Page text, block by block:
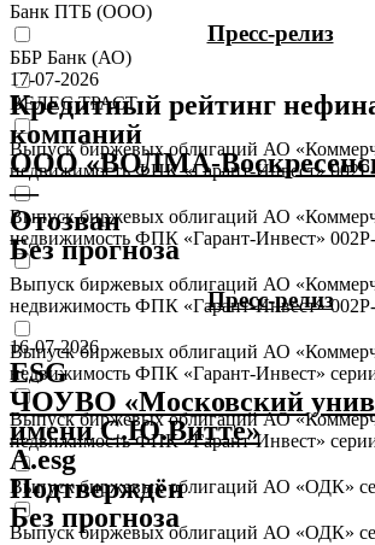
Банк ПТБ (ООО)
ББР Банк (АО)
ВЕЛЕС ТРАСТ
Выпуск биржевых облигаций АО
недвижимость ФПК «Гарант-Инвест»
Выпуск биржевых облигаций АО
недвижимость ФПК «Гарант-Инвест»
Выпуск биржевых облигаций АО
недвижимость ФПК «Гарант-Инвест»
Выпуск биржевых облигаций АО
недвижимость ФПК «Гарант-Инвест»
Выпуск биржевых облигаций АО
недвижимость ФПК «Гарант-Инвест»
Выпуск биржевых облигаций АО «ОДК»
Выпуск биржевых облигаций АО «ОДК»
Пресс-релиз
17-07-2026
Кредитный рейтинг
компаний
ООО «ВОЛМА-
—
Отозван
Без прогноза
Пресс-релиз
16-07-2026
ESG
ЧОУВО «Московский
имени С.Ю.Витте»
A.esg
Подтверждён
Без прогноза